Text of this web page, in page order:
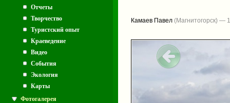
Отчеты
Творчество
Туристский опыт
Краеведение
Видео
События
Экология
Карты
Фотогалерея
Камаев Павел (Магнитогорск) —